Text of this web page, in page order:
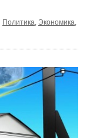
Политика Экономика